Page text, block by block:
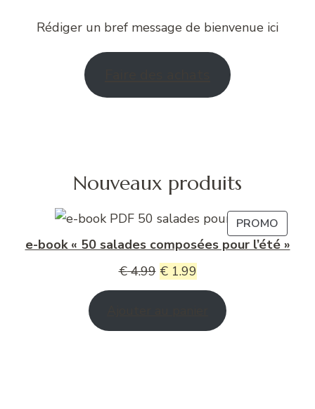
Rédiger un bref message de bienvenue ici
Nouveaux produits
PROMO
EN
e-book « 50 salades composées pour l’été »
€4.99 Le
prix
était :
€1.99
prix
actuel
est :